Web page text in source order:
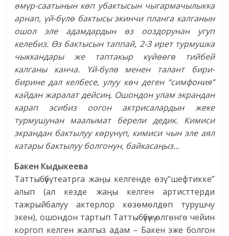
өмүр-саатынын көп убактысын чыгармачылыкка
арнап, үй-бүлө бактысы экинчи планга калганын
ошол эле адамдардын өз ооздорунан угуп
келебиз. Өз бактысын таппай, 2-3 ирет турмушка
чыккандары же таптакыр күйөөгө тийбей
калганы канча. Үй-бүлө менен талант бири-
бирине дал келбесе, улуу көч деген “симфония”
кайдан жаралат дейсиң. Ошондон улам экрандан
карап эсибиз оогон актрисалардын жеке
турмушунан маалымат берели дедик. Кимиси
экрандан бактылуу көрүнүп, кимиси чын эле аял
катары бактылуу болгонун, байкасаңыз…
Бакен Кыдыкеева
Таттыбүбү театрга жаңы келгенде өзү “шефтикке”
алып (ал кезде жаңы келген артисттерди
тажрыйбалуу актерлор көзөмөлдөп турушчу
экен), ошондон тартып Таттыбүбүнү өлгөнгө чейин
коргоп келген жалгыз адам – Бакен эже болгон